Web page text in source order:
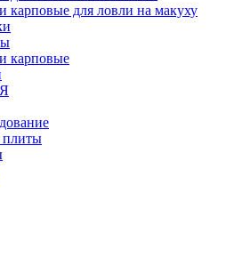
карповые для ловли на макуху
карповые
плиты